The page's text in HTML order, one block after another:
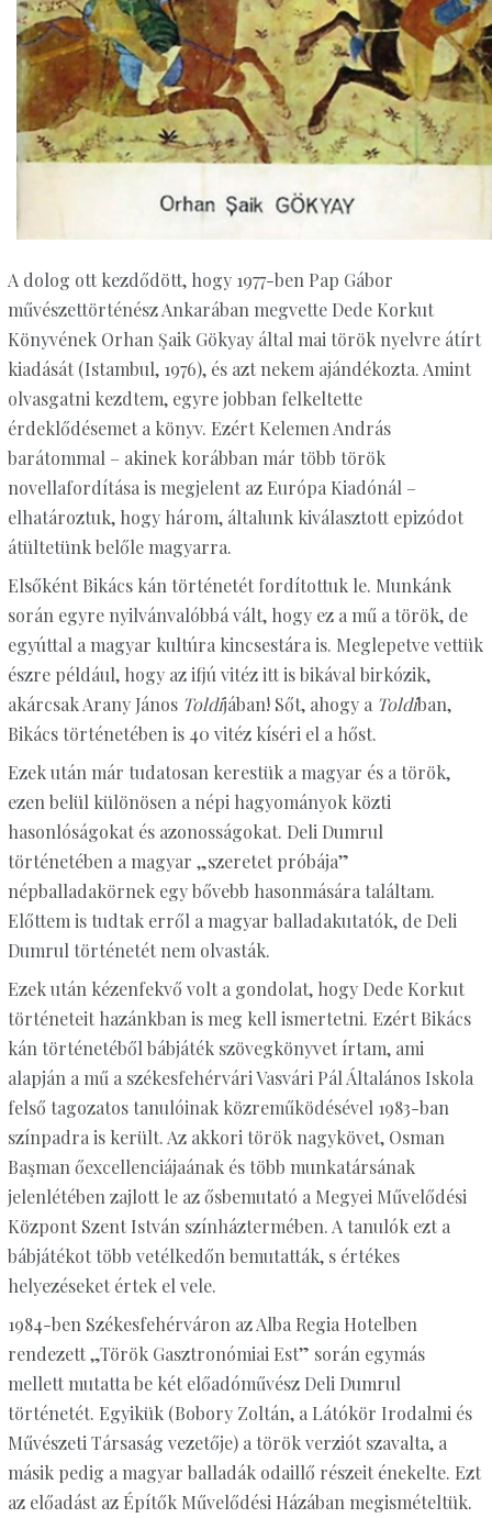
A dolog ott kezdődött, hogy 1977-ben Pap Gábor
művészettörténész Ankarában megvette Dede Korkut
Könyvének Orhan Şaik Gökyay által mai török nyelvre átírt
kiadását (Istambul, 1976), és azt nekem ajándékozta. Amint
olvasgatni kezdtem, egyre jobban felkeltette
érdeklődésemet a könyv. Ezért Kelemen András
barátommal – akinek korábban már több török
novellafordítása is megjelent az Európa Kiadónál –
elhatároztuk, hogy három, általunk kiválasztott epizódot
átültetünk belőle magyarra.
Elsőként Bikács kán történetét fordítottuk le. Munkánk
során egyre nyilvánvalóbbá vált, hogy ez a mű a török, de
egyúttal a magyar kultúra kincsestára is. Meglepetve vettük
észre például, hogy az ifjú vitéz itt is bikával birkózik,
akárcsak Arany János Toldijában! Sőt, ahogy a Toldiban,
Bikács történetében is 40 vitéz kíséri el a hőst.
Ezek után már tudatosan kerestük a magyar és a török,
ezen belül különösen a népi hagyományok közti
hasonlóságokat és azonosságokat. Deli Dumrul
történetében a magyar „szeretet próbája”
népballadakörnek egy bővebb hasonmására találtam.
Előttem is tudtak erről a magyar balladakutatók, de Deli
Dumrul történetét nem olvasták.
Ezek után kézenfekvő volt a gondolat, hogy Dede Korkut
történeteit hazánkban is meg kell ismertetni. Ezért Bikács
kán történetéből bábjáték szövegkönyvet írtam, ami
alapján a mű a székesfehérvári Vasvári Pál Általános Iskola
felső tagozatos tanulóinak közreműködésével 1983-ban
színpadra is került. Az akkori török nagykövet, Osman
Başman őexcellenciájaának és több munkatársának
jelenlétében zajlott le az ősbemutató a Megyei Művelődési
Központ Szent István színháztermében. A tanulók ezt a
bábjátékot több vetélkedőn bemutatták, s értékes
helyezéseket értek el vele.
1984-ben Székesfehérváron az Alba Regia Hotelben
rendezett „Török Gasztronómiai Est” során egymás
mellett mutatta be két előadóművész Deli Dumrul
történetét. Egyikük (Bobory Zoltán, a Látókör Irodalmi és
Művészeti Társaság vezetője) a török verziót szavalta, a
másik pedig a magyar balladák odaillő részeit énekelte. Ezt
az előadást az Építők Művelődési Házában megismételtük.